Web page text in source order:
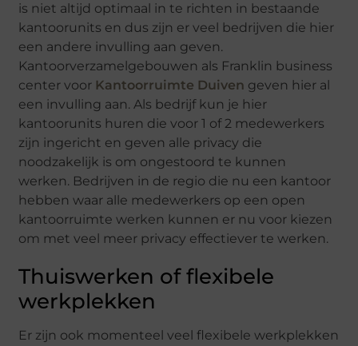
is niet altijd optimaal in te richten in bestaande
kantoorunits en dus zijn er veel bedrijven die hier
een andere invulling aan geven.
Kantoorverzamelgebouwen als Franklin business
center voor Kantoorruimte Duiven geven hier al
een invulling aan. Als bedrijf kun je hier
kantoorunits huren die voor 1 of 2 medewerkers
zijn ingericht en geven alle privacy die
noodzakelijk is om ongestoord te kunnen
werken. Bedrijven in de regio die nu een kantoor
hebben waar alle medewerkers op een open
kantoorruimte werken kunnen er nu voor kiezen
om met veel meer privacy effectiever te werken.
Thuiswerken of flexibele
werkplekken
Er zijn ook momenteel veel flexibele werkplekken